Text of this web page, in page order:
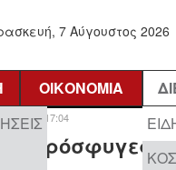
7 Αύγουστος 2026
ΟΙΚΟΝΟΜΊΑ
2016 17:04
Πρόσφυγες